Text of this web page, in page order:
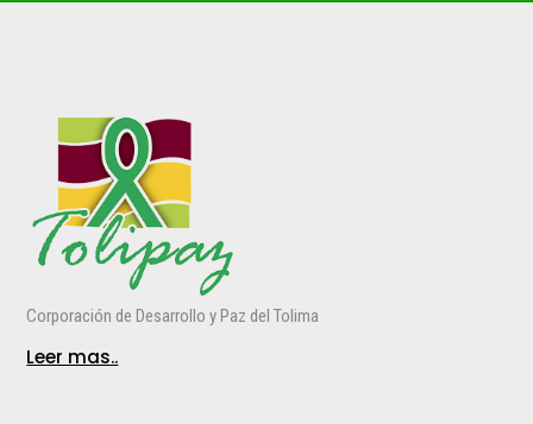
Corporación de Desarrollo y Paz del Tolima
Leer mas..